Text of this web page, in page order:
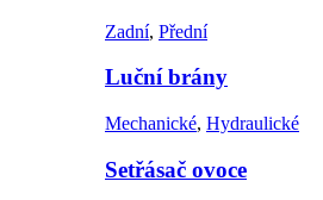
Zadní, Přední
Luční brány
Mechanické, Hydraulické
Setřásač ovoce